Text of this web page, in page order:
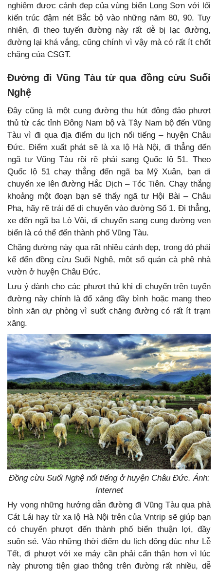
nghiệm được cảnh đẹp của vùng biển Long Sơn với lối
kiến trúc đậm nét Bắc bộ vào những năm 80, 90. Tuy
nhiên, đi theo tuyến đường này rất dễ bị lạc đường,
đường lại khá vắng, cũng chính vì vậy mà có rất ít chốt
chặng của CSGT.
Đường đi Vũng Tàu từ qua đồng cừu Suối
Nghệ
Đây cũng là một cung đường thu hút đông đảo phượt
thủ từ các tỉnh Đông Nam bộ và Tây Nam bộ đến Vũng
Tàu vì đi qua địa điểm du lịch nổi tiếng – huyện Châu
Đức. Điểm xuất phát sẽ là xa lộ Hà Nội, đi thẳng đến
ngã tư Vũng Tàu rồi rẽ phải sang Quốc lộ 51. Theo
Quốc lộ 51 chạy thẳng đến ngã ba Mỹ Xuân, bạn di
chuyển xe lên đường Hắc Dịch – Tóc Tiên. Chạy thẳng
khoảng một đoạn bạn sẽ thấy ngã tư Hội Bài – Châu
Pha, hãy rẽ trái để di chuyển vào đường Số 1. Đi thẳng,
xe đến ngã ba Lò Vôi, di chuyển sang cung đường ven
biển là có thể đến thành phố Vũng Tàu.
Chặng đường này qua rất nhiều cảnh đẹp, trong đó phải
kể đến đồng cừu Suối Nghệ, một số quán cà phê nhà
vườn ở huyện Châu Đức.
Lưu ý dành cho các phượt thủ khi di chuyển trên tuyến
đường này chính là đổ xăng đầy bình hoặc mang theo
bình xăn dự phòng vì suốt chặng đường có rất ít trạm
xăng.
Đồng cừu Suối Nghệ nổi tiếng ở huyện Châu Đức. Ảnh:
Internet
Hy vọng những hướng dẫn đường đi Vũng Tàu qua phà
Cát Lái hay từ xa lộ Hà Nội trên của Vntrip sẽ giúp bạn
có chuyến phượt đến thành phố biển thuận lợi, đầy
suôn sẻ. Vào những thời điểm du lịch đông đúc như Lễ
Tết, đi phượt với xe máy cần phải cẩn thận hơn vì lúc
này phương tiện giao thông trên đường rất nhiều, dễ